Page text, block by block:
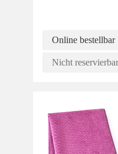
Online bestellbar
Nicht reservierbar